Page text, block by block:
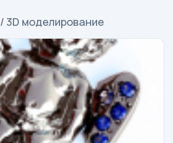
/ 3D моделирование